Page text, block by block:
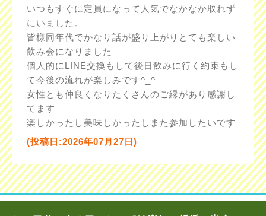
いつもすぐに定員になって人気でなかなか取れず
にいました。
皆様同年代でかなり話が盛り上がりとても楽しい
飲み会になりました
個人的にLINE交換もして後日飲みに行く約束もし
て今後の流れが楽しみです^_^
女性とも仲良くなりたくさんのご縁があり感謝し
てます
楽しかったし美味しかったしまた参加したいです
(投稿日:2026年07月27日)